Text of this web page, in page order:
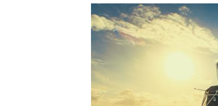
W
e
e
r
M